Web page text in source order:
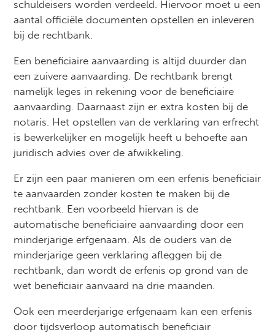
schuldeisers worden verdeeld. Hiervoor moet u een
aantal officiële documenten opstellen en inleveren
bij de rechtbank.
Een beneficiaire aanvaarding is altijd duurder dan
een zuivere aanvaarding. De rechtbank brengt
namelijk leges in rekening voor de beneficiaire
aanvaarding. Daarnaast zijn er extra kosten bij de
notaris. Het opstellen van de verklaring van erfrecht
is bewerkelijker en mogelijk heeft u behoefte aan
juridisch advies over de afwikkeling.
Er zijn een paar manieren om een erfenis beneficiair
te aanvaarden zonder kosten te maken bij de
rechtbank. Een voorbeeld hiervan is de
automatische beneficiaire aanvaarding door een
minderjarige erfgenaam. Als de ouders van de
minderjarige geen verklaring afleggen bij de
rechtbank, dan wordt de erfenis op grond van de
wet beneficiair aanvaard na drie maanden.
Ook een meerderjarige erfgenaam kan een erfenis
door tijdsverloop automatisch beneficiair